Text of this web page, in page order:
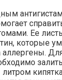
Ее
которые